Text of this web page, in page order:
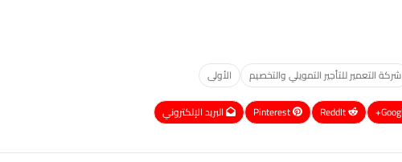
شركة التعمير للتأجير التمويلي والتخصيم الأولى
ReddIt
Pinterest البريد الإلكتروني